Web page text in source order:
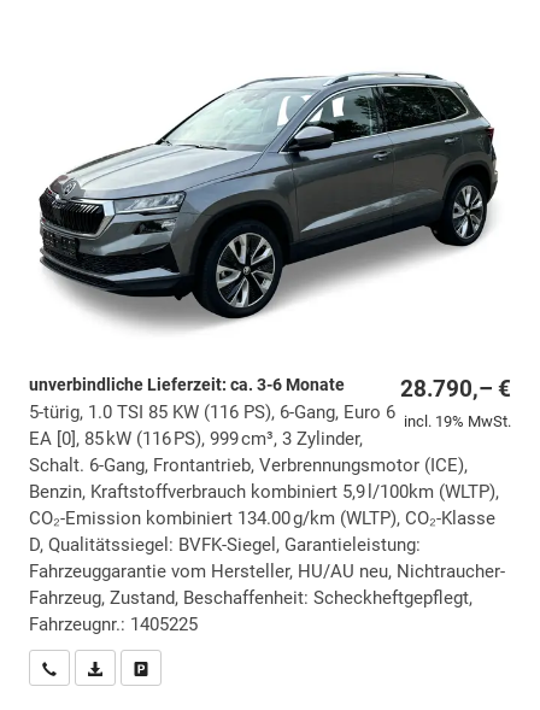
28.790,– €
incl. 19% MwSt.
unverbindliche Lieferzeit: ca. 3-6 Monate
5-türig, 1.0 TSI 85 KW (116 PS), 6-Gang, Euro 6
EA [0], 85 kW (116 PS), 999 cm³, 3 Zylinder,
Schalt. 6-Gang, Frontantrieb, Verbrennungsmotor (ICE),
Benzin, Kraftstoffverbrauch kombiniert 5,9 l/100km (WLTP),
CO₂-Emission kombiniert 134.00 g/km (WLTP), CO₂-Klasse
D, Qualitätssiegel: BVFK-Siegel, Garantieleistung:
Fahrzeuggarantie vom Hersteller, HU/AU neu, Nichtraucher-
Fahrzeug, Zustand, Beschaffenheit: Scheckheftgepflegt,
Fahrzeugnr.: 1405225
Wir rufen Sie anPDF-Datei, Fahrzeugexposé drucken